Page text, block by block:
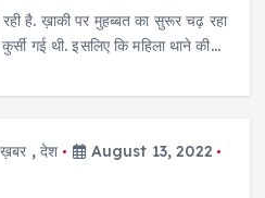
है. ख़ाकी पर मुहब्बत का सुरूर चढ़ रहा
गई थी. इसलिए कि महिला थाने की…
, देश
August 13, 2022